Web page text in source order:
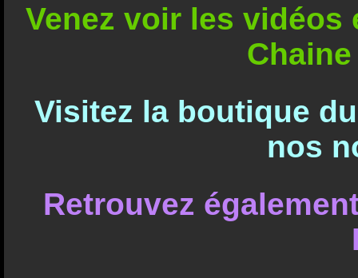
Venez voir les
Visitez la boutique
nos
Retrouvez